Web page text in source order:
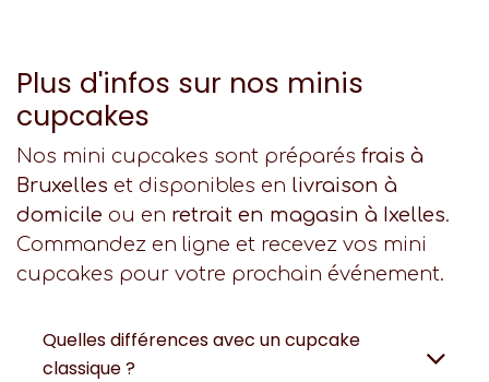
Plus d'infos sur nos minis
cupcakes
Nos mini cupcakes sont préparés frais à
Bruxelles et disponibles en livraison à
domicile ou en retrait en magasin à Ixelles.
Commandez en ligne et recevez vos mini
cupcakes pour votre prochain événement.
Quelles différences avec un cupcake
classique ?